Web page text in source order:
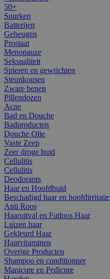
50+
Snurken
Batterijen
Geheugen
Prostaat
Menopauze
Seksualiteit
Spieren en gewrichten
Steunkousen
Zware benen
Pillendozen
Acne
Bad en Douche
Badproducten
Douche Olie
Vaste Zeep
Zeer droge huid
Cellulitis
Cellulitis
Deodorants
Haar en Hoofdhuid
Beschadigd haar en hoofdirritatie
Anti Roos
Haaruitval en Futloos Haar
Luizen haar
Gekleurd Haar
Haarvitaminen
Overige Producten
Shampoo en conditionner
Manicure en Pedicure